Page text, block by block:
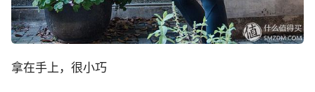
拿在手上，很小巧